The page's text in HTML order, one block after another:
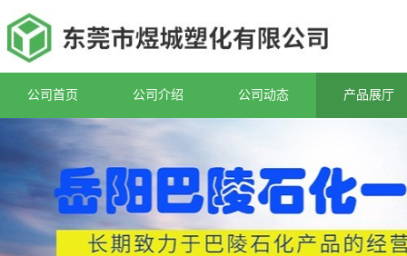
公司首页 公司介绍 公司动态 产品展厅